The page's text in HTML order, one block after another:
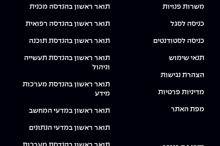
משרות פנויות
כניסה לסגל
כניסה לסטודנטים
תנאי שימוש
הצהרת נגישות
מדיניות פרטיות
מפת האתר
תואר ראשון בהנדסה מכנית
תואר ראשון בהנדסה רפואית
תואר ראשון בהנדסת תוכנה
תואר ראשון בהנדסת תעשייה
וניהול
תואר ראשון בהנדסת מערכות
מידע
תואר ראשון במדעי המחשב
תואר ראשון במדעי הנתונים